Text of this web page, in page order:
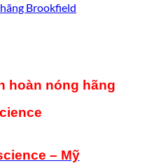
hoàn nóng hãng
– Mỹ